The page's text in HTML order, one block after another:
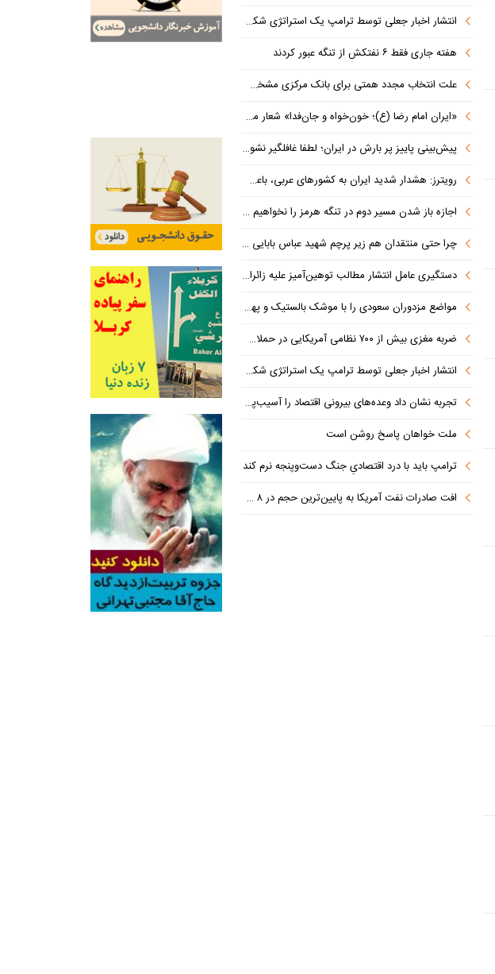
انتشار اخبار جعلی توسط ترامپ یک استراتژی شکست خورده است
هفته جاری فقط ۶ نفتکش از تنگه عبور کردند
علت انتخاب مجدد همتی برای بانک مرکزی مشخص شد: پزشکیان هنوز هم متوجه نشده است چرا همتی استیضاح شد!
«ایران امام رضا (ع)؛ خون‌خواه و جان‌فدا» شعار محوری دهه پایانی صفر شد
پیش‌بینی پاییز پر بارش در ایران؛ لطفا غافلگیر نشوید
رویترز: هشدار شدید ایران به کشورهای عربی، باعث توقف حمله آمریکا شد
اجازه باز شدن مسیر دوم در تنگه هرمز را نخواهیم داد
چرا حتی منتقدان هم زیر پرچم شهید عباس بابایی ایستادند؟
دستگیری عامل انتشار مطالب توهین‌آمیز علیه زائران اربعین در فضای مجازی
مواضع مزدوران سعودی را با موشک بالستیک و پهپاد در هم شکستیم
ضربه مغزی بیش از ۷۰۰ نظامی آمریکایی در حملات ایران
انتشار اخبار جعلی توسط ترامپ یک استراتژی شکست خورده است
تجربه نشان داد وعده‌های بیرونی اقتصاد را آسیب‌پذیرتر می‌کند
ملت خواهان پاسخ روشن است
ترامپ باید با درد اقتصادیِ جنگ دست‌و‌پنجه نرم کند
افت صادرات نفت آمریکا به پایین‌ترین حجم در ۸ ماه اخیر